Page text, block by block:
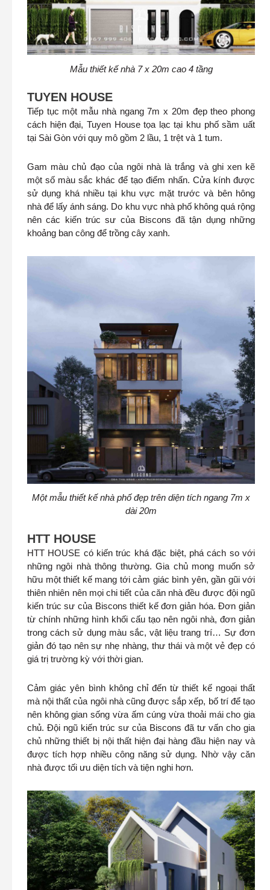
Mẫu thiết kế nhà 7 x 20m cao 4 tầng
TUYEN HOUSE
Tiếp tục một mẫu nhà ngang 7m x 20m đẹp theo phong
cách hiện đại, Tuyen House tọa lạc tại khu phố sầm uất
tại Sài Gòn với quy mô gồm 2 lầu, 1 trệt và 1 tum.
Gam màu chủ đạo của ngôi nhà là trắng và ghi xen kẽ
một số màu sắc khác để tạo điểm nhấn. Cửa kính được
sử dụng khá nhiều tại khu vực mặt trước và bên hông
nhà để lấy ánh sáng. Do khu vực nhà phố không quá rộng
nên các kiến trúc sư của Biscons đã tận dụng những
khoảng ban công để trồng cây xanh.
Một mẫu thiết kế nhà phố đẹp trên diện tích ngang 7m x
dài 20m
HTT HOUSE
HTT HOUSE có kiến trúc khá đặc biệt, phá cách so với
những ngôi nhà thông thường. Gia chủ mong muốn sở
hữu một thiết kế mang tới cảm giác bình yên, gần gũi với
thiên nhiên nên mọi chi tiết của căn nhà đều được đội ngũ
kiến trúc sư của Biscons thiết kế đơn giản hóa. Đơn giản
từ chính những hình khối cấu tạo nên ngôi nhà, đơn giản
trong cách sử dụng màu sắc, vật liệu trang trí… Sự đơn
giản đó tạo nên sự nhẹ nhàng, thư thái và một vẻ đẹp có
giá trị trường kỳ với thời gian.
Cảm giác yên bình không chỉ đến từ thiết kế ngoại thất
mà nội thất của ngôi nhà cũng được sắp xếp, bố trí để tạo
nên không gian sống vừa ấm cúng vừa thoải mái cho gia
chủ. Đội ngũ kiến trúc sư của Biscons đã tư vấn cho gia
chủ những thiết bị nội thất hiện đại hàng đầu hiện nay và
được tích hợp nhiều công năng sử dụng. Nhờ vậy căn
nhà được tối ưu diện tích và tiện nghi hơn.